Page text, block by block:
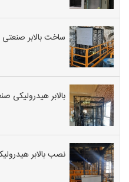
ساخت بالابر
بالابر هیدرولیکی
نصب بالابر